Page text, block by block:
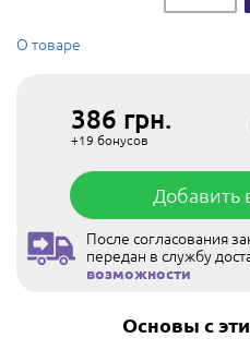
О товаре
386 грн.
+19 бонусов
Добавить
После согласования
передан в службу
возможности
Основы с